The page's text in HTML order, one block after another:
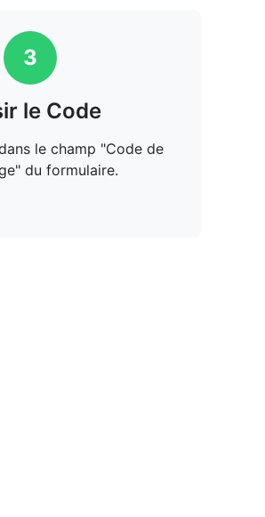
3
le Code
le champ "Code de
du formulaire.